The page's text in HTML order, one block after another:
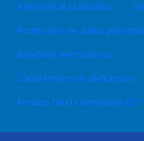
Atención al ciudadano
Protección de datos
Boletines electrónicos
Canal interno de denuncias
Fondos Next Generation EU